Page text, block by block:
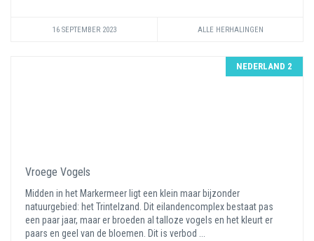
16 SEPTEMBER 2023 ALLE HERHALINGEN
NEDERLAND 2
Vroege Vogels
Midden in het Markermeer ligt een klein maar bijzonder
natuurgebied: het Trintelzand. Dit eilandencomplex bestaat pas
een paar jaar, maar er broeden al talloze vogels en het kleurt er
paars en geel van de bloemen. Dit is verbod ...